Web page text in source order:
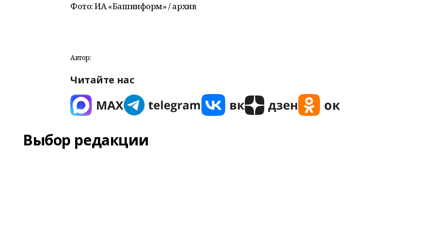
Фото: ИА «Башинформ» / архив
Автор:
Читайте нас
Выбор редакции